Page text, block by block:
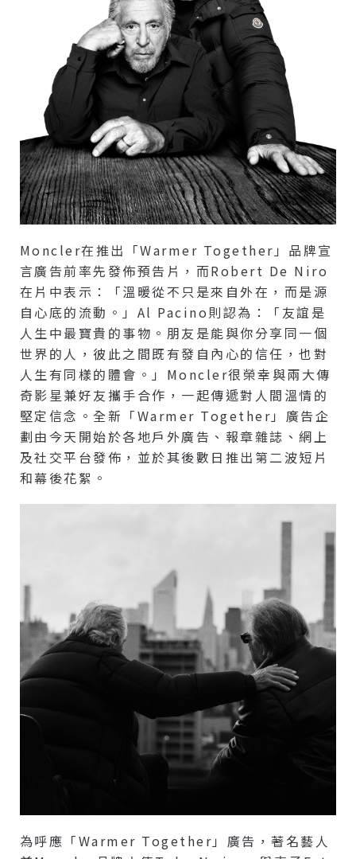
Moncler在推出「Warmer Together」品牌宣
言廣告前率先發佈預告片，而Robert De Niro
在片中表示：「溫暖從不只是來自外在，而是源
自心底的流動。」Al Pacino則認為：「友誼是
人生中最寶貴的事物。朋友是能與你分享同一個
世界的人，彼此之間既有發自內心的信任，也對
人生有同樣的體會。」Moncler很榮幸與兩大傳
奇影星兼好友攜手合作，一起傳遞對人間溫情的
堅定信念。全新「Warmer Together」廣告企
劃由今天開始於各地戶外廣告、報章雜誌、網上
及社交平台發佈，並於其後數日推出第二波短片
和幕後花絮。
為呼應「Warmer Together」廣告，著名藝人